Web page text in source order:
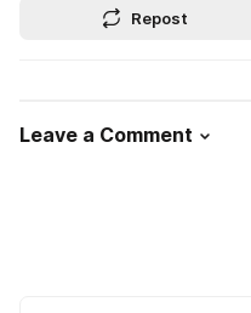
Repost
Leave a Comment